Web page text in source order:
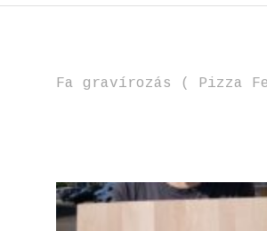
Fa gravírozás ( Pizza